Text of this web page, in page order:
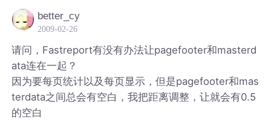
better_cy
2009-02-26
请问，Fastreport有没有办法让pagefooter和masterd
ata连在一起？
因为要每页统计以及每页显示，但是pagefooter和mas
terdata之间总会有空白，我把距离调整，让就会有0.5
的空白